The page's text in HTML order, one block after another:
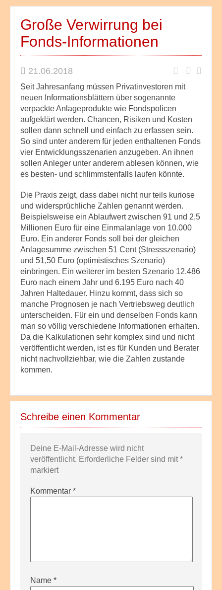
Große Verwirrung bei
Fonds-Informationen
21.06.2018
Seit Jahresanfang müssen Privatinvestoren mit
neuen Informationsblättern über sogenannte
verpackte Anlageprodukte wie Fondspolicen
aufgeklärt werden. Chancen, Risiken und Kosten
sollen dann schnell und einfach zu erfassen sein.
So sind unter anderem für jeden enthaltenen Fonds
vier Entwicklungsszenarien anzugeben. An ihnen
sollen Anleger unter anderem ablesen können, wie
es besten- und schlimmstenfalls laufen könnte.
Die Praxis zeigt, dass dabei nicht nur teils kuriose
und widersprüchliche Zahlen genannt werden.
Beispielsweise ein Ablaufwert zwischen 91 und 2,5
Millionen Euro für eine Einmalanlage von 10.000
Euro. Ein anderer Fonds soll bei der gleichen
Anlagesumme zwischen 51 Cent (Stressszenario)
und 51,50 Euro (optimistisches Szenario)
einbringen. Ein weiterer im besten Szenario 12.486
Euro nach einem Jahr und 6.195 Euro nach 40
Jahren Haltedauer. Hinzu kommt, dass sich so
manche Prognosen je nach Vertriebsweg deutlich
unterscheiden. Für ein und denselben Fonds kann
man so völlig verschiedene Informationen erhalten.
Da die Kalkulationen sehr komplex sind und nicht
veröffentlicht werden, ist es für Kunden und Berater
nicht nachvollziehbar, wie die Zahlen zustande
kommen.
Schreibe einen Kommentar
Deine E-Mail-Adresse wird nicht
veröffentlicht. Erforderliche Felder sind mit*
markiert
Kommentar *
Name *